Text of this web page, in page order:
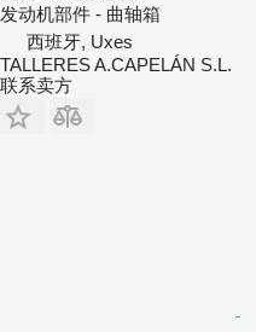
发动机部件 - 曲轴箱
西班牙, Uxes
TALLERES A.CAPELÁN S.L.
联系卖方